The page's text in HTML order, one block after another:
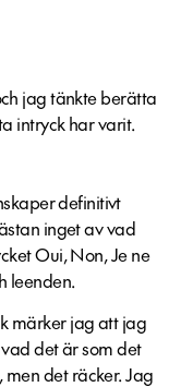
jag tänkte berätta
intryck har varit.
definitivt
inget av vad
Oui, Non, Je ne
leenden.
märker jag att jag
det är som det
det räcker. Jag